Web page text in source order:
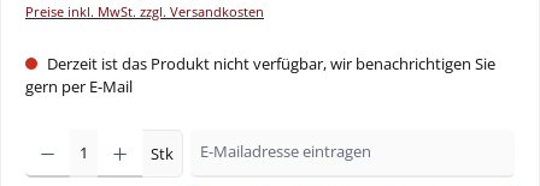
Preise inkl. MwSt. zzgl. Versandkosten
Derzeit ist das Produkt nicht verfügbar, wir benachrichtigen Sie
gern per E-Mail
Stk